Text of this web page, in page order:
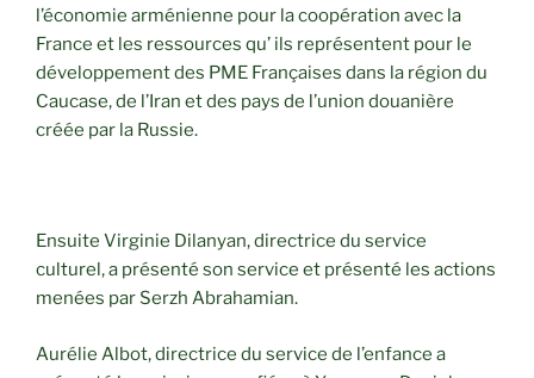
l’économie arménienne pour la coopération avec la
France et les ressources qu’ ils représentent pour le
développement des PME Françaises dans la région du
Caucase, de l’Iran et des pays de l’union douanière
créée par la Russie.
Ensuite Virginie Dilanyan, directrice du service
culturel, a présenté son service et présenté les actions
menées par Serzh Abrahamian.
Aurélie Albot, directrice du service de l’enfance a